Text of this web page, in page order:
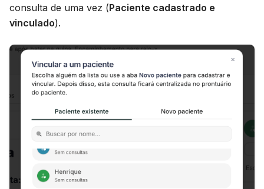
consulta de uma vez (Paciente cadastrado e
vinculado).